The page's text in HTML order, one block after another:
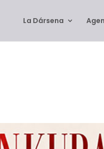
La Dársena